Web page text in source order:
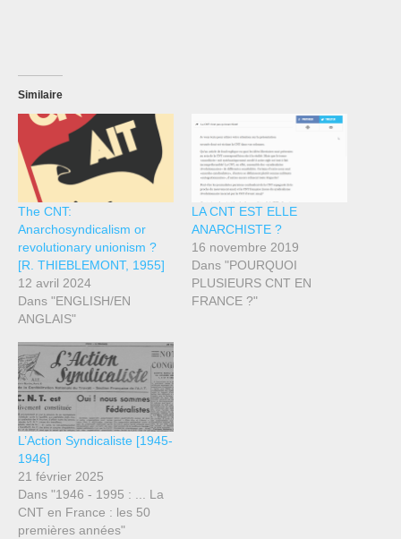
Similaire
The CNT:
Anarchosyndicalism or
revolutionary unionism ?
[R. THIEBLEMONT, 1955]
12 avril 2024
Dans "ENGLISH/EN
ANGLAIS"
LA CNT EST ELLE
ANARCHISTE ?
16 novembre 2019
Dans "POURQUOI
PLUSIEURS CNT EN
FRANCE ?"
L’Action Syndicaliste [1945-
1946]
21 février 2025
Dans "1946 - 1995 : ... La
CNT en France : les 50
premières années"